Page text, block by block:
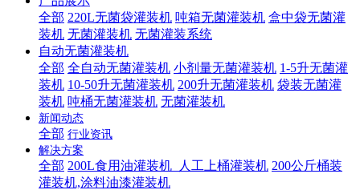
全部 220L无菌袋灌装机 吨箱无菌灌装机 盒中袋无菌灌
装机 无菌灌装机 无菌灌装系统
自动无菌灌装机
全部 全自动无菌灌装机 小剂量无菌灌装机 1-5升无菌灌
装机 10-50升无菌灌装机 200升无菌灌装机 袋装无菌灌
装机 吨桶无菌灌装机 无菌灌装机
新闻动态
全部 行业资讯
解决方案
全部 200L食用油灌装机_人工上桶灌装机 200公斤桶装
灌装机,涂料油漆灌装机